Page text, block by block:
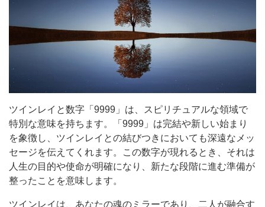
ツインレイと数字「9999」は、スピリチュアルな領域で
特別な意味を持ちます。「9999」は完結や新しい始まり
を象徴し、ツインレイとの結びつきにおいても深遠なメッ
セージを伝えてくれます。この数字が現れるとき、それは
人生の目的や使命が明確になり、新たな段階に進む準備が
整ったことを意味します。
ツインレイは、あなたの魂のミラーであり、二人が融合す